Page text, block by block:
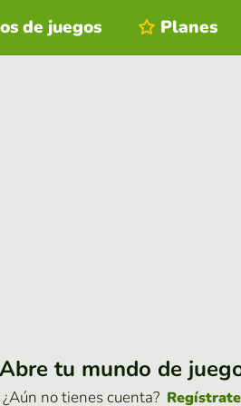
de juegos Planes
Abre tu mundo de
¿Aún no tienes cuenta?